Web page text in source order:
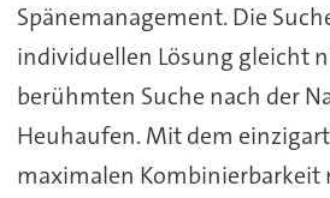
Spänemanagement. Die
individuellen Lösung gleicht
berühmten Suche nach der
Heuhaufen. Mit dem
maximalen